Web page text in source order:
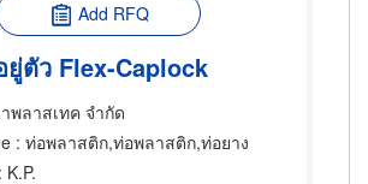
Add RFQ
ยู่ตัว Flex-Caplock
ลาสเทค จำกัด
: ท่อพลาสติก,ท่อพลาสติก,ท่อยาง
: K.P.